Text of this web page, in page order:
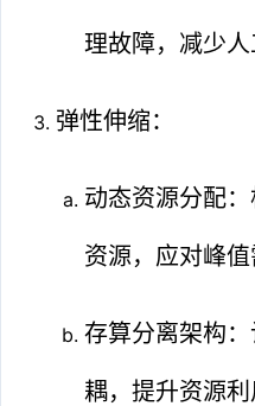
理故障，减少人
弹性伸缩：
动态资源分配
资源，应对峰值
存算分离架构
耦，提升资源利